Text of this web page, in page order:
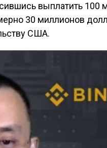
выплатить 100
30 миллионов
США.